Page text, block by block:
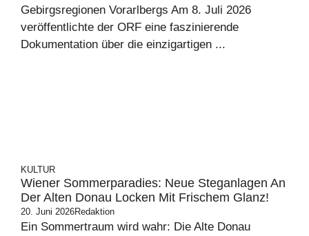
Gebirgsregionen Vorarlbergs Am 8. Juli 2026
veröffentlichte der ORF eine faszinierende
Dokumentation über die einzigartigen ...
KULTUR
Wiener Sommerparadies: Neue Steganlagen An
Der Alten Donau Locken Mit Frischem Glanz!
20. Juni 2026Redaktion
Ein Sommertraum wird wahr: Die Alte Donau